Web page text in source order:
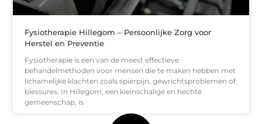
Fysiotherapie Hillegom – Persoonlijke Zorg voor
Herstel en Preventie
Fysiotherapie is een van de meest effectieve
behandelmethoden voor mensen die te maken hebben met
lichamelijke klachten zoals spierpijn, gewrichtsproblemen of
blessures. In Hillegom, een kleinschalige en hechte
gemeenschap, is